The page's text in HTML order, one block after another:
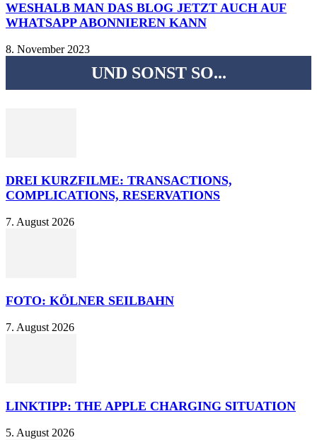
WESHALB MAN DAS BLOG JETZT AUCH AUF
WHATSAPP ABONNIEREN KANN
8. November 2023
UND SONST SO...
DREI KURZFILME: TRANSACTIONS,
COMPLICATIONS, RESERVATIONS
7. August 2026
FOTO: KÖLNER SEILBAHN
7. August 2026
LINKTIPP: THE APPLE CHARGING SITUATION
5. August 2026